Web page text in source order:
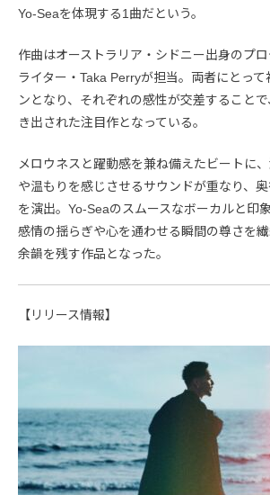
Yo-Seaを体現する1曲だという。
作曲はオーストラリア・シドニー出身のプ
ライター・Taka Perryが担当。両者にとっ
ンとなり、それぞれの感性が交差することで
き出された注目作となっている。
メロウネスと躍動感を兼ね備えたビートに
や温もりを感じさせるサウンドが重なり、
を演出。Yo-Seaのスムースなボーカルと印
感情の揺らぎや心を通わせる瞬間の尊さを
余韻を残す作品となった。
【リリース情報】